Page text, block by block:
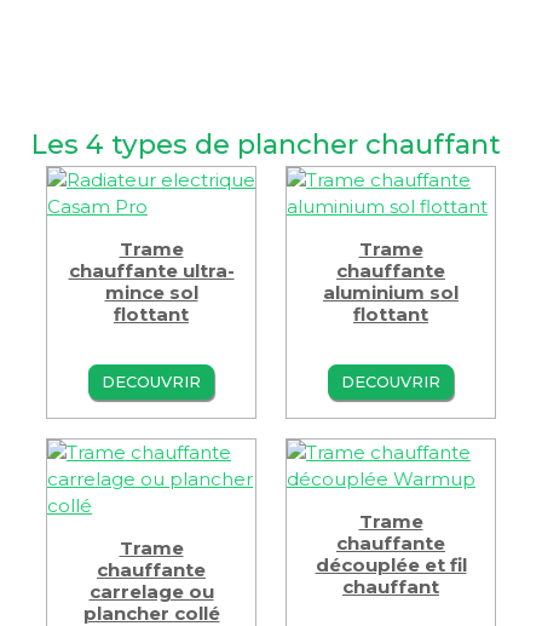
Les 4 types de plancher chauffant
Trame
chauffante ultra-
mince sol
flottant
DECOUVRIR
Trame
chauffante
aluminium sol
flottant
DECOUVRIR
Trame
chauffante
carrelage ou
plancher collé
Trame
chauffante
découplée et fil
chauffant